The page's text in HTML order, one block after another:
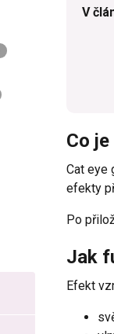
V
Co
Cat eye
efekty
Po
Jak
Efekt